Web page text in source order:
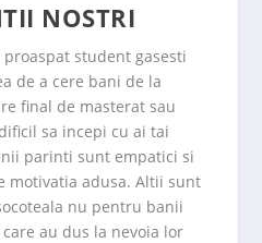
NOSTRI
student gasesti
de a cere bani de la
final de masterat sau
sa incepi cu ai tai
parinti sunt empatici si
motivatia adusa. Altii sunt
nu pentru banii
au dus la nevoia lor